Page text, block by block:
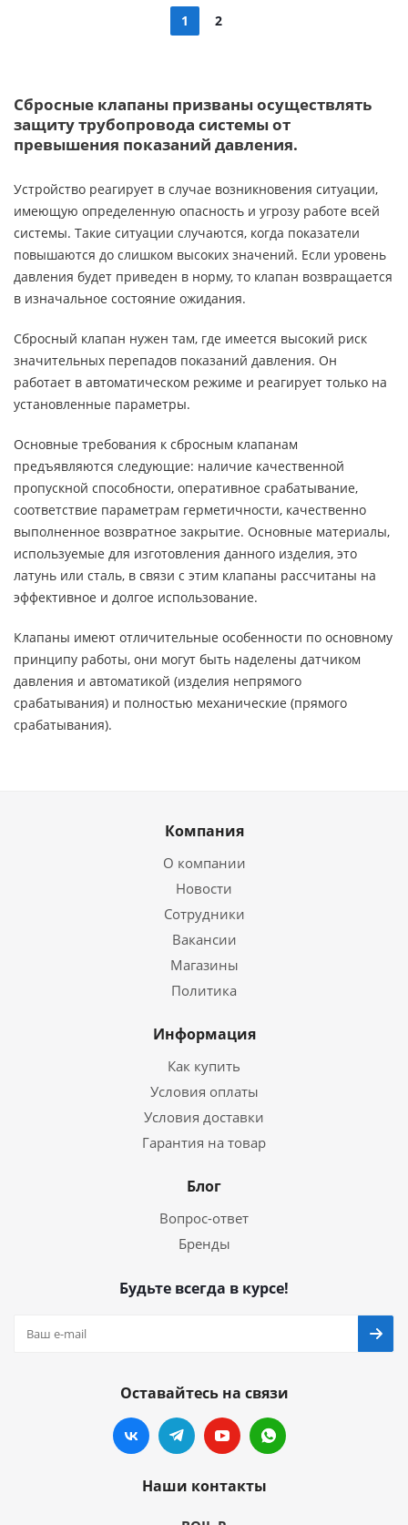
1 2
Сбросные клапаны призваны осуществлять
защиту трубопровода системы от
превышения показаний давления.
Устройство реагирует в случае возникновения ситуации,
имеющую определенную опасность и угрозу работе всей
системы. Такие ситуации случаются, когда показатели
повышаются до слишком высоких значений. Если уровень
давления будет приведен в норму, то клапан возвращается
в изначальное состояние ожидания.
Сбросный клапан нужен там, где имеется высокий риск
значительных перепадов показаний давления. Он
работает в автоматическом режиме и реагирует только на
установленные параметры.
Основные требования к сбросным клапанам
предъявляются следующие: наличие качественной
пропускной способности, оперативное срабатывание,
соответствие параметрам герметичности, качественно
выполненное возвратное закрытие. Основные материалы,
используемые для изготовления данного изделия, это
латунь или сталь, в связи с этим клапаны рассчитаны на
эффективное и долгое использование.
Клапаны имеют отличительные особенности по основному
принципу работы, они могут быть наделены датчиком
давления и автоматикой (изделия непрямого
срабатывания) и полностью механические (прямого
срабатывания).
Компания
О компании
Новости
Сотрудники
Вакансии
Магазины
Политика
Информация
Как купить
Условия оплаты
Условия доставки
Гарантия на товар
Блог
Вопрос-ответ
Бренды
Будьте всегда в курсе!
Оставайтесь на связи
Наши контакты